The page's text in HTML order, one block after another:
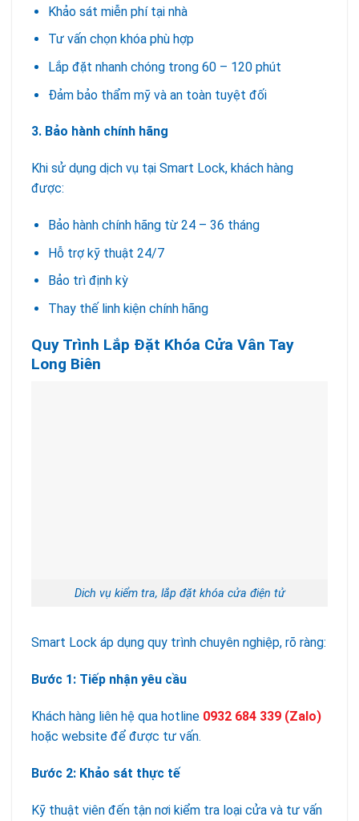
Khảo sát miễn phí tại nhà
Tư vấn chọn khóa phù hợp
Lắp đặt nhanh chóng trong 60 – 120 phút
Đảm bảo thẩm mỹ và an toàn tuyệt đối
3. Bảo hành chính hãng
Khi sử dụng dịch vụ tại Smart Lock, khách hàng
được:
Bảo hành chính hãng từ 24 – 36 tháng
Hỗ trợ kỹ thuật 24/7
Bảo trì định kỳ
Thay thế linh kiện chính hãng
Quy Trình Lắp Đặt Khóa Cửa Vân Tay
Long Biên
Dich vụ kiểm tra, lắp đặt khóa cửa điện tử
Smart Lock áp dụng quy trình chuyên nghiệp, rõ ràng:
Bước 1: Tiếp nhận yêu cầu
Khách hàng liên hệ qua hotline 0932 684 339 (Zalo)
hoặc website để được tư vấn.
Bước 2: Khảo sát thực tế
Kỹ thuật viên đến tận nơi kiểm tra loại cửa và tư vấn